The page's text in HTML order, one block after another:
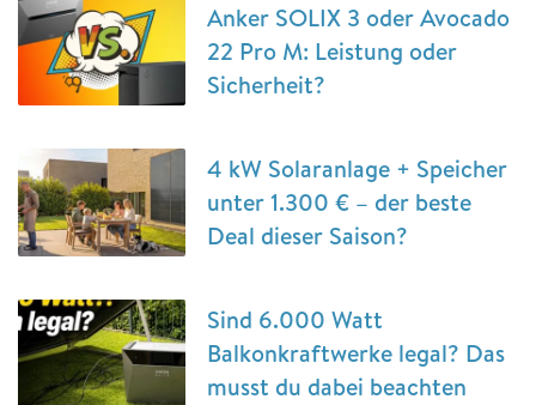
Anker SOLIX 3 oder Avocado
22 Pro M: Leistung oder
Sicherheit?
4 kW Solaranlage + Speicher
unter 1.300 € – der beste
Deal dieser Saison?
Sind 6.000 Watt
Balkonkraftwerke legal? Das
musst du dabei beachten